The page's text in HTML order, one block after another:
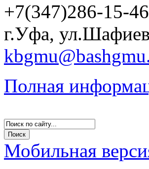
+7(347)286-15-46
г.Уфа,
Полная
Мобильная